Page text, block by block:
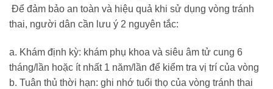
Để đảm bảo an toàn và hiệu quả khi sử dụng vòng tránh
thai, người dân cần lưu ý 2 nguyên tắc:
a. Khám định kỳ: khám phụ khoa và siêu âm tử cung 6
tháng/lần hoặc ít nhất 1 năm/lần để kiểm tra vị trí của vòng
b. Tuân thủ thời hạn: ghi nhớ tuổi thọ của vòng tránh thai